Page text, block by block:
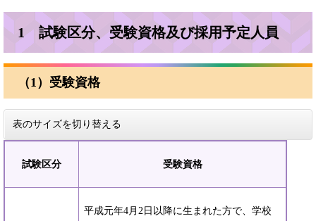
1 試験区分、受験資格及び採用予定人員
（1）受験資格
表のサイズを切り替える
試験区分 受験資格
平成元年4月2日以降に生まれた方で、学校